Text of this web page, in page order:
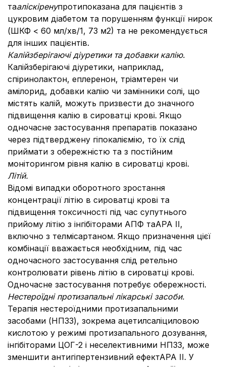
тааліскіренупротипоказана для пацієнтів з
цукровим діабетом та порушенням функції нирок
(ШКФ < 60 мл/хв/1, 73 м2) та не рекомендується
для інших пацієнтів.
Калійзберігаючі діуретики та добавки калію.
Калійзберігаючі діуретики, наприклад,
спіринолактон, еплеренон, тріамтерен чи
амілорид, добавки калію чи замінники солі, що
містять калій, можуть призвести до значного
підвищення калію в сироватці крові. Якщо
одночасне застосування препаратів показано
через підтверджену гіпокаліємію, то їх слід
приймати з обережністю та з постійним
моніторингом рівня калію в сироватці крові.
Літій.
Відомі випадки оборотного зростання
концентрації літію в сироватці крові та
підвищення токсичності під час супутнього
прийому літію з інгібіторами АПФ таАРА II,
включно з телмісартаном. Якщо призначення цієї
комбінації вважається необхідним, під час
одночасного застосування слід ретельно
контролювати рівень літію в сироватці крові.
Одночасне застосування потребує обережності.
Нестероїдні протизапальні лікарські засоби.
Терапія нестероїдними протизапальними
засобами (НПЗЗ), зокрема ацетилсаліциловою
кислотою у режимі протизапального дозування,
інгібіторами ЦОГ-2 і неселективними НПЗЗ, може
зменшити антигіпертензивний ефектАРА II. У